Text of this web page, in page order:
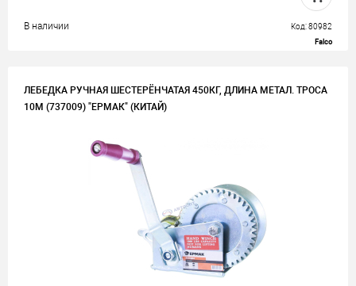
В наличии Код: 80982
Falco
ЛЕБЕДКА РУЧНАЯ ШЕСТЕРЁНЧАТАЯ 450КГ, ДЛИНА МЕТАЛ. ТРОСА
10М (737009) "ЕРМАК" (КИТАЙ)